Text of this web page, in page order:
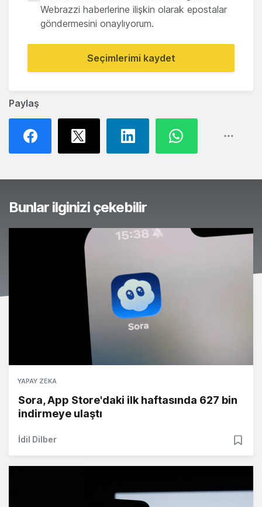
Paylaş
Webrazzi haberlerine ilişkin olarak epostalar
göndermesini onaylıyorum.
Seçimlerimi kaydet
Bunlar ilginizi çekebilir
YAPAY ZEKA
Sora, App Store'daki ilk haftasında 627 bin
indirmeye ulaştı
İdil Dilber